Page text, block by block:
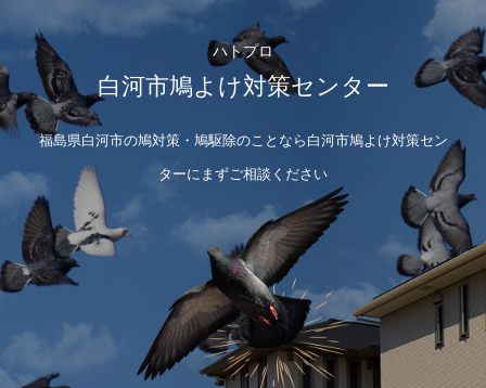
ハトプロ
白河市鳩よけ対策センター
福島県白河市の鳩対策・鳩駆除のことなら白河市鳩よけ対策セン
ターにまずご相談ください